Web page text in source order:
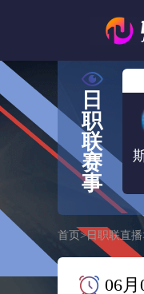
日
职
联
赛
事
首页 >日职联直播
06月